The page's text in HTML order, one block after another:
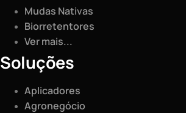
Mudas Nativas
Biorretentores
Ver mais...
Soluções
Aplicadores
Agronegócio